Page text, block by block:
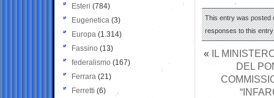
This entry was posted
responses to this
« IL
DEL
Esteri (784)
Eugenetica (3)
Europa (1.314)
Fassino (13)
federalismo (167)
Ferrara (21)
Ferretti (6)